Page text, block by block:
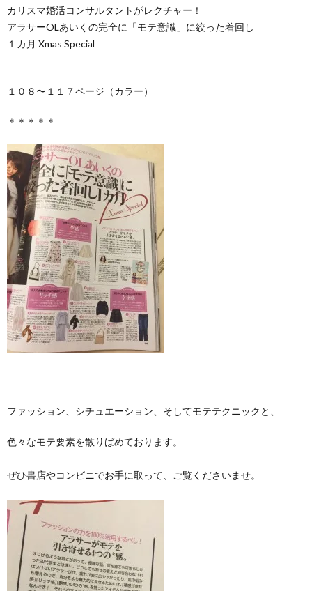
カリスマ婚活コンサルタントがレクチャー！
アラサーOLあいくの完全に「モテ意識」に絞った着回し
１カ月 Xmas Special
１０８〜１１７ページ（カラー）
＊＊＊＊＊
ファッション、シチュエーション、そしてモテテクニックと、
色々なモテ要素を散りばめております。
ぜひ書店やコンビニでお手に取って、ご覧くださいませ。